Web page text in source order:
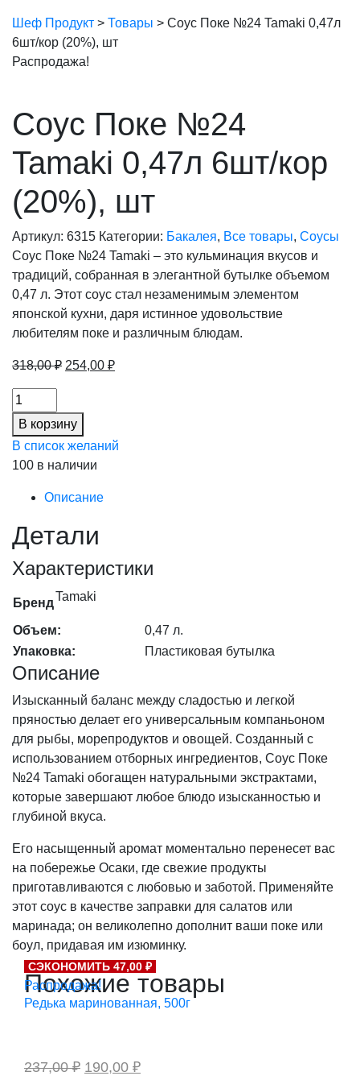
Шеф Продукт > Товары > Соус Поке №24 Tamaki 0,47л
6шт/кор (20%), шт
Распродажа!
Соус Поке №24
Tamaki 0,47л 6шт/кор
(20%), шт
Артикул: 6315 Категории: Бакалея, Все товары, Соусы
Соус Поке №24 Tamaki – это кульминация вкусов и
традиций, собранная в элегантной бутылке объемом
0,47 л. Этот соус стал незаменимым элементом
японской кухни, даря истинное удовольствие
любителям поке и различным блюдам.
318,00₽ Первоначальная
318,00 ₽.
254,00 ₽Текущая
Соус
Поке
№24
Tamaki
0,47л
6шт/
(20%),
шт
количество
В корзину
В список желаний
100 в наличии
Описание
Детали
Характеристики
БрендTamaki
Объем:
0,47 л.
Упаковка:
Пластиковая бутылка
Описание
Изысканный баланс между сладостью и легкой
пряностью делает его универсальным компаньоном
для рыбы, морепродуктов и овощей. Созданный с
использованием отборных ингредиентов, Соус Поке
№24 Tamaki обогащен натуральными экстрактами,
которые завершают любое блюдо изысканностью и
глубиной вкуса.
Его насыщенный аромат моментально перенесет вас
на побережье Осаки, где свежие продукты
приготавливаются с любовью и заботой. Применяйте
этот соус в качестве заправки для салатов или
маринада; он великолепно дополнит ваши поке или
боул, придавая им изюминку.
Похожие товары
СЭКОНОМИТЬ 47,00 ₽
Распродажа!
Редька маринованная, 500г
237,00₽ Первоначальная
190,00 ₽Текущая